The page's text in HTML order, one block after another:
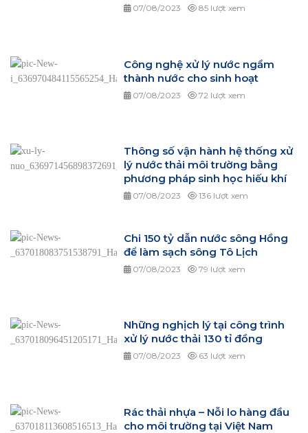
07/08/2023 85 lượt xem
Công nghệ xử lý nước ngầm
thành nước cho sinh hoạt
07/08/2023 72 lượt xem
Thông số vận hành hệ thống xử
lý nước thải môi trường bằng
phương pháp sinh học hiếu khí
07/08/2023 136 lượt xem
Chi 150 tỷ dẫn nước sông Hồng
để làm sạch sông Tô Lịch
07/08/2023 79 lượt xem
Những nghịch lý tại công trình
xử lý nước thải 130 tỉ đồng
07/08/2023 63 lượt xem
Rác thải nhựa – Nỗi lo hàng đầu
cho môi trường tại Việt Nam